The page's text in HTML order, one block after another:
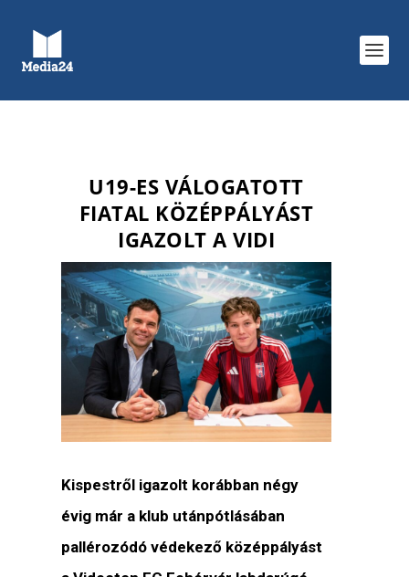
U19-ES VÁLOGATOTT
FIATAL KÖZÉPPÁLYÁST
IGAZOLT A VIDI
Kispestről igazolt korábban négy
évig már a klub utánpótlásában
pallérozódó védekező középpályást